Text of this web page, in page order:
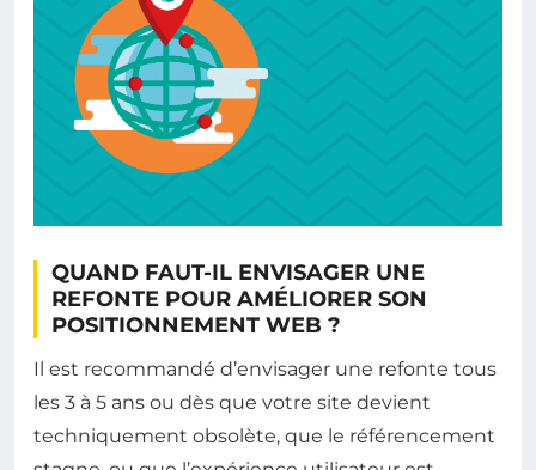
QUAND FAUT-IL ENVISAGER UNE
REFONTE POUR AMÉLIORER SON
POSITIONNEMENT WEB ?
Il est recommandé d’envisager une refonte tous
les 3 à 5 ans ou dès que votre site devient
techniquement obsolète, que le référencement